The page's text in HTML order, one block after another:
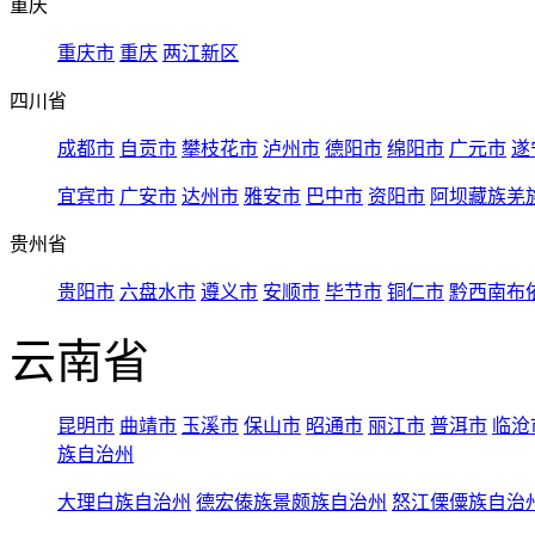
重庆
重庆市 重庆 两江新区
四川省
成都市 自贡市 攀枝花市 泸州市 德阳市 绵阳市 广元市 遂
宜宾市 广安市 达州市 雅安市 巴中市 资阳市 阿坝藏族羌
贵州省
贵阳市 六盘水市 遵义市 安顺市 毕节市 铜仁市 黔西南布
云南省
昆明市 曲靖市 玉溪市 保山市 昭通市 丽江市 普洱市 临
族自治州
大理白族自治州 德宏傣族景颇族自治州 怒江傈僳族自治